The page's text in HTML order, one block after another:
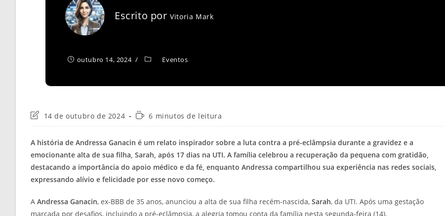
Escrito porVitoria Mark
outubro 14, 2024 Eventos
Última
post:
14 de outubro de 2024
Tempo6 minutos de leitura
A história de Andressa Ganacin é um relato inspirador sobre a luta contra a pré-eclâmpsia durante a gravidez e a
emocionante alta de sua filha, Sarah, após 17 dias na UTI. A família celebrou a recuperação da pequena com gratidão,
destacando a importância do apoio médico e da fé, enquanto Andressa compartilhou sua experiência nas redes sociais,
expressando alívio e felicidade por esse novo começo.
A Andressa Ganacin, ex-BBB de 35 anos, anunciou a alta de sua filha recém-nascida, Sarah, da UTI. Após uma gestação
marcada por desafios, incluindo a pré-eclâmpsia, a alegria tomou conta da família nesta segunda-feira (14).